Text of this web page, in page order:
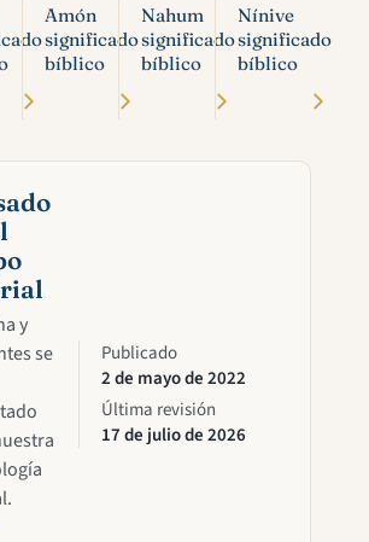
Amón
significado
bíblico
Nahum
significado
bíblico
Nínive
significado
bíblico
y
se
Publicado
2 de mayo de 2022
Última revisión
17 de julio de 2026